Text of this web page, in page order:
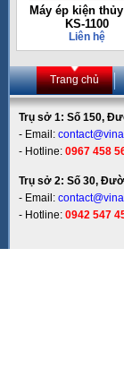
Máy ép kiện
KS-1100
Liên hệ
Trang chủ
Trụ sở 1: Số 150,
- Email:
- Hotline: 0967 458
Trụ sở 2: Số 30,
- Email:
- Hotline: 0942 547